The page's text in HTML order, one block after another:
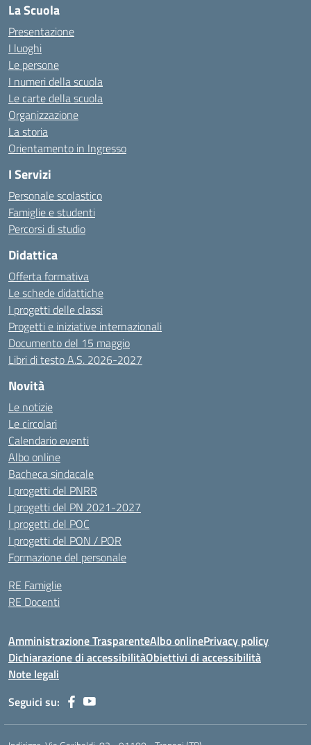
La Scuola
Presentazione
I luoghi
Le persone
I numeri della scuola
Le carte della scuola
Organizzazione
La storia
Orientamento in Ingresso
I Servizi
Personale scolastico
Famiglie e studenti
Percorsi di studio
Didattica
Offerta formativa
Le schede didattiche
I progetti delle classi
Progetti e iniziative internazionali
Documento del 15 maggio
Libri di testo A.S. 2026-2027
Novità
Le notizie
Le circolari
Calendario eventi
Albo online
Bacheca sindacale
I progetti del PNRR
I progetti del PN 2021-2027
I progetti del POC
I progetti del PON / POR
Formazione del personale
RE Famiglie
RE Docenti
Amministrazione TrasparenteAlbo onlinePrivacy policy
Dichiarazione di accessibilitàObiettivi di accessibilità
Note legali
Seguici su: